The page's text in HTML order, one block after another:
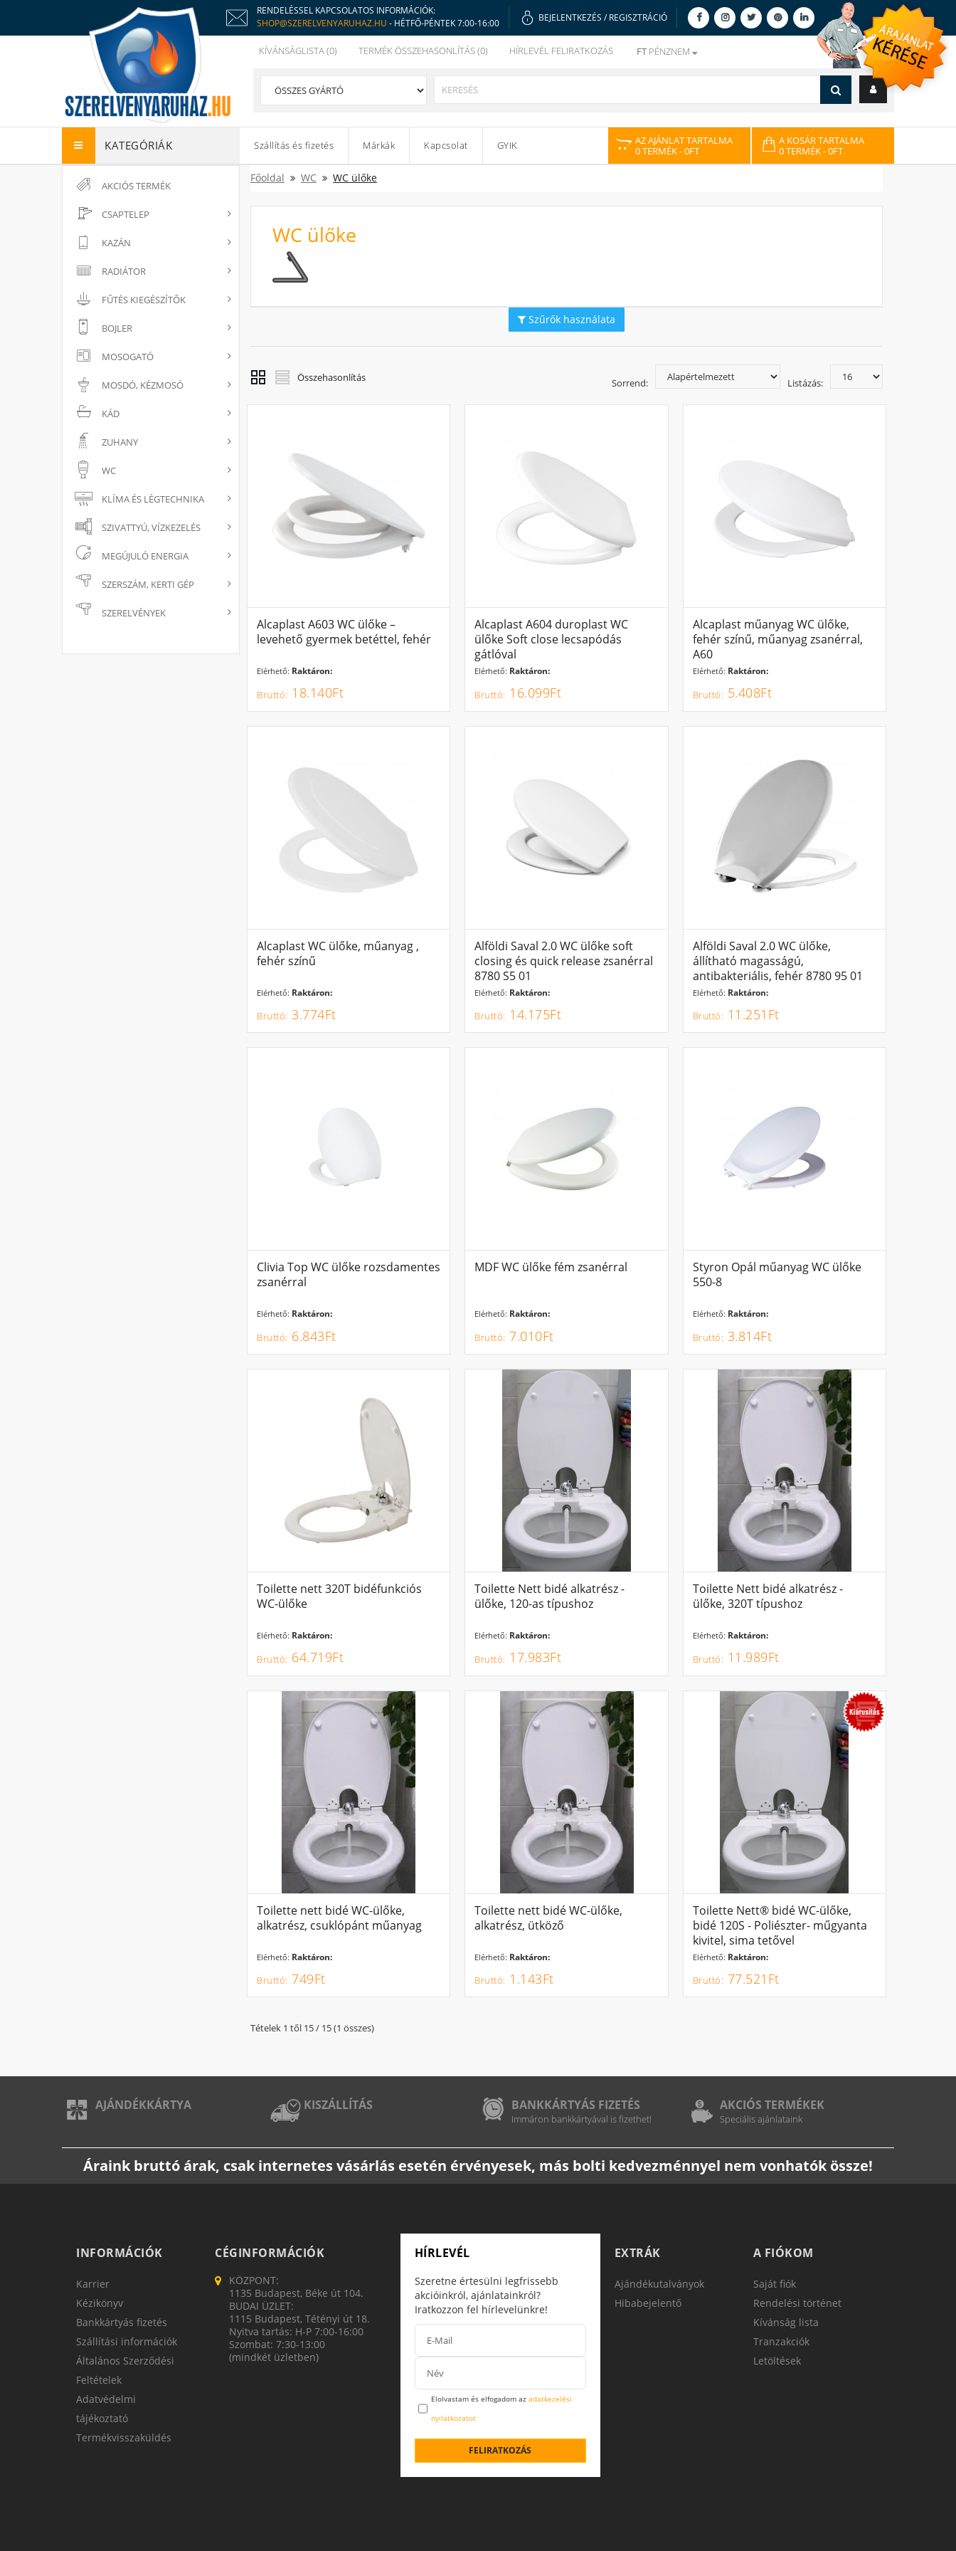
RENDELÉSSEL KAPCSOLATOS INFORMÁCIÓK:
SHOP@SZERELVENYARUHAZ.HU - HÉTFŐ-PÉNTEK 7:00-16:00
BEJELENTKEZÉS / REGISZTRÁCIÓ
KÍVÁNSÁGLISTA (0) TERMÉK ÖSSZEHASONLÍTÁS (0) HÍRLEVÉL FELIRATKOZÁS FT PÉNZNEM
KATEGÓRIÁK Szállítás és fizetés Márkák Kapcsolat GYIK
AZ AJÁNLAT TARTALMA
0 TERMÉK- 0FT
A KOSÁR TARTALMA
0 TERMÉK- 0FT
AKCIÓS TERMÉK
CSAPTELEP
KAZÁN
RADIÁTOR
FŰTÉS KIEGÉSZÍTŐK
BOJLER
MOSOGATÓ
MOSDÓ, KÉZMOSÓ
KÁD
ZUHANY
WC
KLÍMA ÉS LÉGTECHNIKA
SZIVATTYÚ, VÍZKEZELÉS
MEGÚJULÓ ENERGIA
SZERSZÁM, KERTI GÉP
SZERELVÉNYEK
Főoldal WC WC ülőke
WC ülőke
Szűrők használata
Összehasonlítás Sorrend: Listázás:
Alcaplast A603 WC ülőke –
levehető gyermek betéttel, fehér
Elérhető: Raktáron:
18.140Ft
Alcaplast A604 duroplast WC
ülőke Soft close lecsapódás
gátlóval
Elérhető: Raktáron:
16.099Ft
Alcaplast műanyag WC ülőke,
fehér színű, műanyag zsanérral,
A60
Elérhető: Raktáron:
5.408Ft
Alcaplast WC ülőke, műanyag ,
fehér színű
Elérhető: Raktáron:
3.774Ft
Alföldi Saval 2.0 WC ülőke soft
closing és quick release zsanérral
8780 S5 01
Elérhető: Raktáron:
14.175Ft
Alföldi Saval 2.0 WC ülőke,
állítható magasságú,
antibakteriális, fehér 8780 95 01
Elérhető: Raktáron:
11.251Ft
Clivia Top WC ülőke rozsdamentes
zsanérral
Elérhető: Raktáron:
6.843Ft
MDF WC ülőke fém zsanérral
Elérhető: Raktáron:
7.010Ft
Styron Opál műanyag WC ülőke
550-8
Elérhető: Raktáron:
3.814Ft
Toilette nett 320T bidéfunkciós
WC-ülőke
Elérhető: Raktáron:
64.719Ft
Toilette Nett bidé alkatrész -
ülőke, 120-as típushoz
Elérhető: Raktáron:
17.983Ft
Toilette Nett bidé alkatrész -
ülőke, 320T típushoz
Elérhető: Raktáron:
11.989Ft
Toilette nett bidé WC-ülőke,
alkatrész, csuklópánt műanyag
Elérhető: Raktáron:
749Ft
Toilette nett bidé WC-ülőke,
alkatrész, ütköző
Elérhető: Raktáron:
1.143Ft
Toilette Nett® bidé WC-ülőke,
bidé 120S - Poliészter- műgyanta
kivitel, sima tetővel
Elérhető: Raktáron:
77.521Ft
Tételek 1 től 15 / 15 (1 összes)
AJÁNDÉKKÁRTYA KISZÁLLÍTÁS BANKKÁRTYÁS FIZETÉS
Immáron bankkártyával is fizethet!
AKCIÓS TERMÉKEK
Speciális ajánlataink
Áraink bruttó árak, csak internetes vásárlás esetén érvényesek, más bolti kedvezménnyel nem vonhatók össze!
INFORMÁCIÓK
Karrier
Kézikönyv
Bankkártyás fizetés
Szállítási információk
Általános Szerződési
Feltételek
Adatvédelmi
tájékoztató
Termékvisszaküldés
CÉGINFORMÁCIÓK
KÖZPONT:
1135 Budapest, Béke út 104.
BUDAI ÜZLET:
1115 Budapest, Tétényi út 18.
Nyitva tartás: H-P 7:00-16:00
Szombat: 7:30-13:00
(mindkét üzletben)
HÍRLEVÉL
Szeretne értesülni legfrissebb
akcióinkról, ajánlatainkról?
Iratkozzon fel hírlevelünkre!
Elolvastam és elfogadom az adatkezelési
nyilatkozatot
FELIRATKOZÁS
EXTRÁK
Ajándékutalványok
Hibabejelentő
A FIÓKOM
Saját fiók
Rendelési történet
Kívánság lista
Tranzakciók
Letöltések